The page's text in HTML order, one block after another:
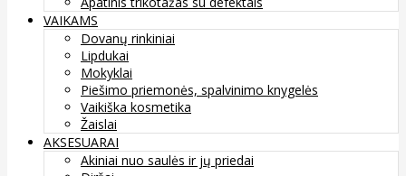
VAIKAMS
Dovanų rinkiniai
Lipdukai
Mokyklai
Piešimo priemonės, spalvinimo knygelės
Vaikiška kosmetika
Žaislai
AKSESUARAI
Akiniai nuo saulės ir jų priedai